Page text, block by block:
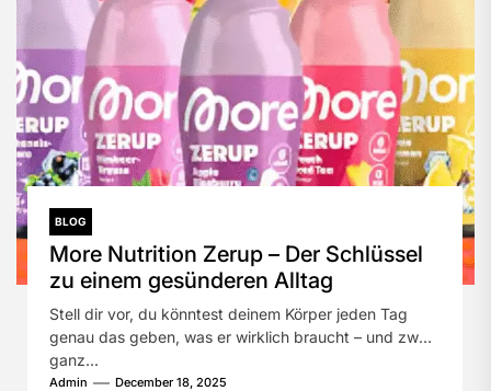
BLOG
More Nutrition Zerup – Der Schlüssel
zu einem gesünderen Alltag
Stell dir vor, du könntest deinem Körper jeden Tag
genau das geben, was er wirklich braucht – und zwar
ganz...
Admin December 18, 2025